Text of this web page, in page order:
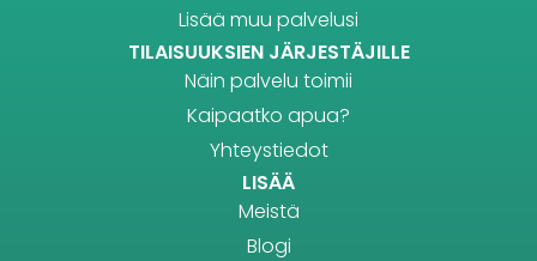
Lisää muu palvelusi
TILAISUUKSIEN JÄRJESTÄJILLE
Näin palvelu toimii
Kaipaatko apua?
Yhteystiedot
LISÄÄ
Meistä
Blogi